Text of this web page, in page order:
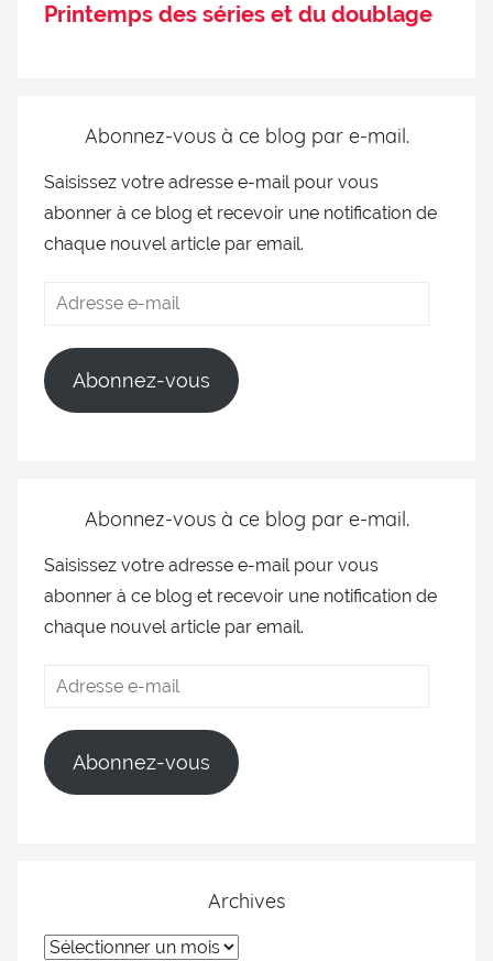
Printemps des séries et du doublage
Abonnez-vous à ce blog par e-mail.
Saisissez votre adresse e-mail pour vous
abonner à ce blog et recevoir une notification de
chaque nouvel article par email.
Abonnez-vous
Abonnez-vous à ce blog par e-mail.
Saisissez votre adresse e-mail pour vous
abonner à ce blog et recevoir une notification de
chaque nouvel article par email.
Abonnez-vous
Archives